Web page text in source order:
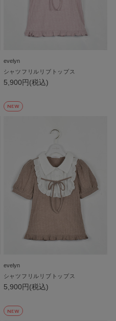
evelyn
シャツフリルリブトップス
5,900円(税込)
NEW
evelyn
シャツフリルリブトップス
5,900円(税込)
NEW